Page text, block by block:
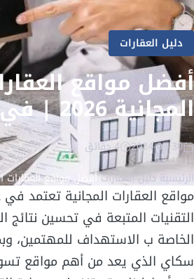
دليل العقارات
أفضل مواقع
المجانية 2026 | في مصر
2024-09-30
4 دقائق
الرئيسية/دليل العقارات/أفضل مواقع العقارات المجانية
مواقع العقارات المجانية تعتمد
التقنيات المتبعة في تحسين نتائج
الخاصة ب الاستهداف للمهتمين،
سكاي الذي يعد من أهم مواقع